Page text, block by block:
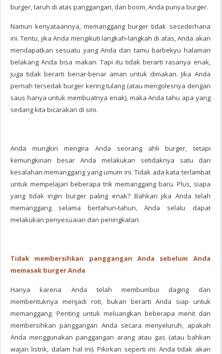
burger, taruh di atas panggangan, dan boom, Anda punya burger.
Namun kenyataannya, memanggang burger tidak sesederhana
ini. Tentu, jika Anda mengikuti langkah-langkah di atas, Anda akan
mendapatkan sesuatu yang Anda dan tamu barbekyu halaman
belakang Anda bisa makan. Tapi itu tidak berarti rasanya enak,
juga tidak berarti benar-benar aman untuk dimakan. Jika Anda
pernah tersedak burger kering tulang (atau mengolesnya dengan
saus hanya untuk membuatnya enak), maka Anda tahu apa yang
sedang kita bicarakan di sini.
Anda mungkin mengira Anda seorang ahli burger, tetapi
kemungkinan besar Anda melakukan setidaknya satu dari
kesalahan memanggang yang umum ini. Tidak ada kata terlambat
untuk mempelajari beberapa trik memanggang baru. Plus, siapa
yang tidak ingin burger paling enak? Bahkan jika Anda telah
memanggang selama bertahun-tahun, Anda selalu dapat
melakukan penyesuaian dan peningkatan.
Tidak membersihkan panggangan Anda sebelum Anda
memasak burger Anda
Hanya karena Anda telah membumbui daging dan
membentuknya menjadi roti, bukan berarti Anda siap untuk
memanggang. Penting untuk meluangkan beberapa menit dan
membersihkan panggangan Anda secara menyeluruh, apakah
Anda menggunakan panggangan arang atau gas (atau bahkan
wajan listrik, dalam hal ini). Pikirkan seperti ini: Anda tidak akan